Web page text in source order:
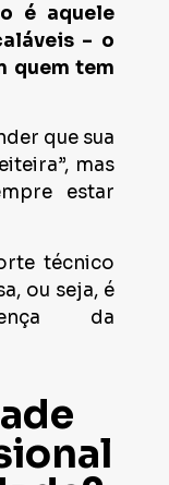
é aquele
– o
quem tem
que sua
mas
estar
técnico
ou seja, é
da